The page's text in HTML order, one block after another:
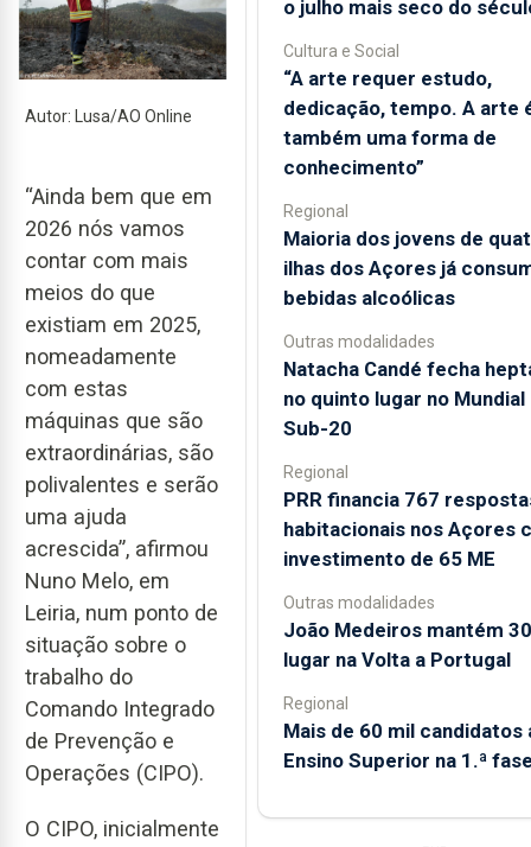
Autor: Lusa/AO Online
“Ainda bem que em
2026 nós vamos
contar com mais
meios do que
existiam em 2025,
nomeadamente
com estas
máquinas que são
extraordinárias, são
polivalentes e serão
uma ajuda
acrescida”, afirmou
Nuno Melo, em
Leiria, num ponto de
situação sobre o
trabalho do
Comando Integrado
de Prevenção e
Operações (CIPO).
O CIPO, inicialmente
o julho mais seco do
Cultura e Social
“A arte requer estudo,
dedicação, tempo. A arte
também uma forma de
conhecimento”
Regional
Maioria dos jovens de
ilhas dos Açores já
bebidas alcoólicas
Outras modalidades
Natacha Candé fecha
no quinto lugar no Mundial
Sub-20
Regional
PRR financia 767
habitacionais nos Açores
investimento de 65 ME
Outras modalidades
João Medeiros mantém
lugar na Volta a Portugal
Regional
Mais de 60 mil candidatos
Ensino Superior na 1.ª